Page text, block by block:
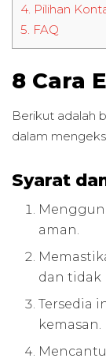
4. Pilihan
5. FAQ
8 Cara
Berikut adalah
dalam
Syarat
aman.
dan tidak
Tersedia
kemasan.